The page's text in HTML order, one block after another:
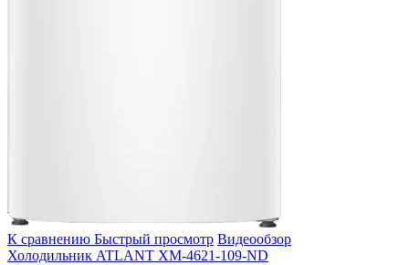
К сравнению Быстрый просмотр Видеообзор
Холодильник ATLANT ХМ-4621-109-ND